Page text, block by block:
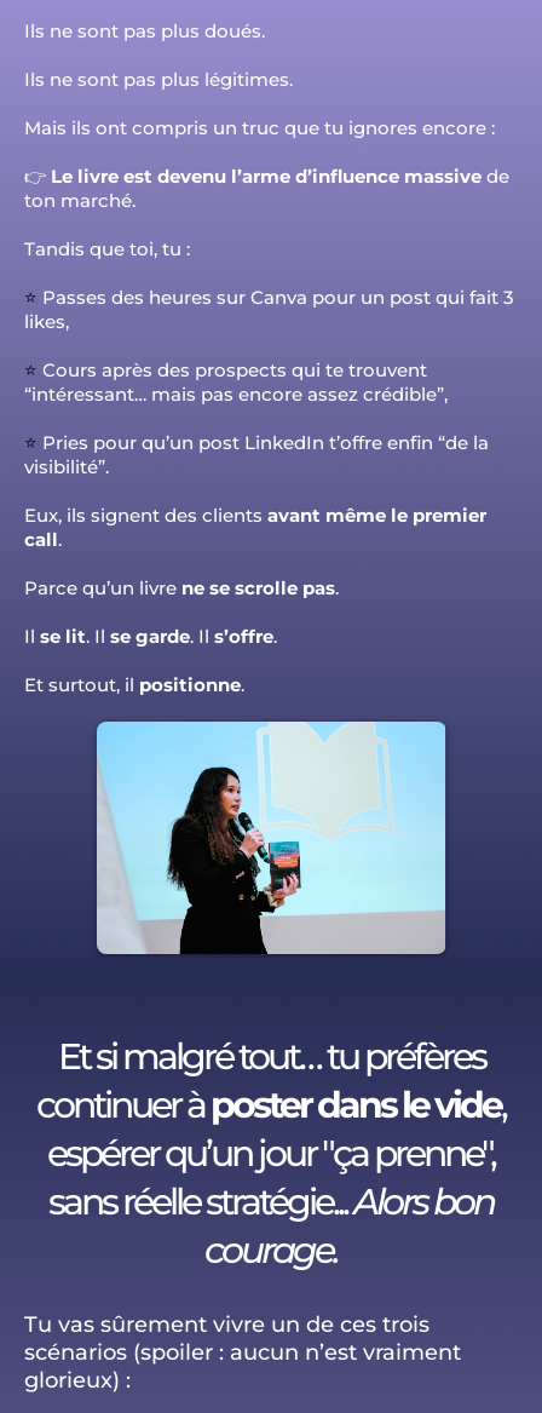
Ils ne sont pas plus doués.
Ils ne sont pas plus légitimes.
Mais ils ont compris un truc que tu ignores encore :
👉 Le livre est devenu l’arme d’influence massive de
ton marché.
Tandis que toi, tu :
⭐️ Passes des heures sur Canva pour un post qui fait 3
likes,
⭐️ Cours après des prospects qui te trouvent
“intéressant… mais pas encore assez crédible”,
⭐️ Pries pour qu’un post LinkedIn t’offre enfin “de la
visibilité”.
Eux, ils signent des clients avant même le premier
call.
Parce qu’un livre ne se scrolle pas.
Il se lit. Il se garde. Il s’offre.
Et surtout, il positionne.
Et si malgré tout… tu préfères
continuer àposter dans le vide,
espérer qu’un jour "ça prenne",
sans réelle stratégie...Alors bon
courage.
Tu vas sûrement vivre un de ces trois
scénarios (spoiler : aucun n’est vraiment
glorieux) :